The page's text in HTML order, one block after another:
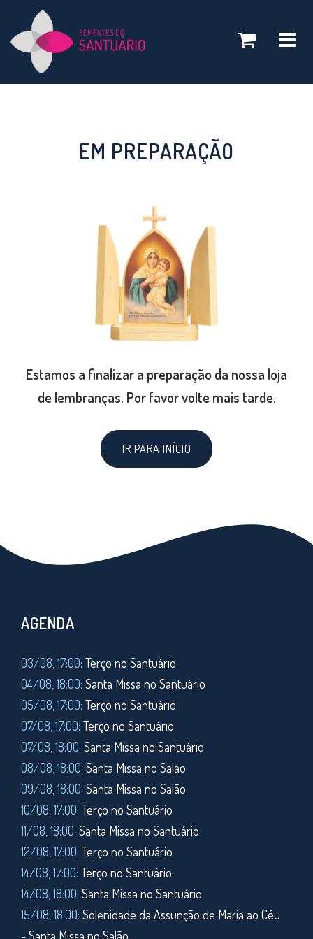
Toggle
EM PREPARAÇÃO
Estamos a finalizar a preparação da nossa loja
de lembranças. Por favor volte mais tarde.
IR PARA INÍCIO
AGENDA
03/08, 17:00: Terço no Santuário
04/08, 18:00: Santa Missa no Santuário
05/08, 17:00: Terço no Santuário
07/08, 17:00: Terço no Santuário
07/08, 18:00: Santa Missa no Santuário
08/08, 18:00: Santa Missa no Salão
09/08, 18:00: Santa Missa no Salão
10/08, 17:00: Terço no Santuário
11/08,18:00: Santa Missa no Santuário
12/08, 17:00: Terço no Santuário
14/08, 17:00: Terço no Santuário
14/08, 18:00: Santa Missa no Santuário
15/08, 18:00: Solenidade da Assunção de Maria ao Céu
- Santa Missa no Salão